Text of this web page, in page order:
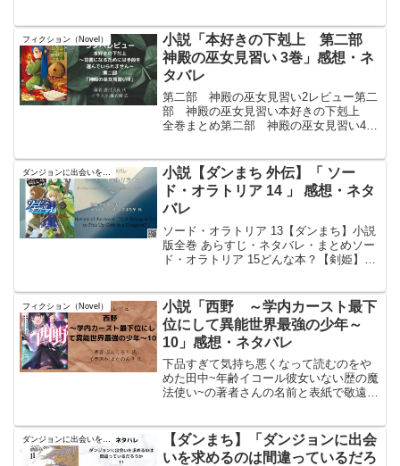
ジーとなった。物語は、魔王軍第七軍団
に所属する不死旅団...
フィクション（Novel）
小説「本好きの下剋上 第二部
神殿の巫女見習い 3巻」感想・ネ
タバレ
第二部 神殿の巫女見習い2レビュー第二
部 神殿の巫女見習い本好きの下剋上
全巻まとめ第二部 神殿の巫女見習い4レ
平民として、日本人としての常識が基本
のマインに貴族の常識...
ダンジョンに出会いを求めるのは間違っているだろうか
小説【ダンまち 外伝】「 ソー
ド・オラトリア 14 」 感想・ネタ
バレ
ソード・オラトリア 13【ダンまち】小説
版全巻 あらすじ・ネタバレ・まとめソー
ド・オラトリア 15どんな本？【剣姫】ア
地下迷宮『ダンジョン』へと繰り出して
いく。灰へと朽...
フィクション（Novel）
小説「西野 ～学内カースト最下
位にして異能世界最強の少年～
10」感想・ネタバレ
下品すぎて気持ち悪くなって読むのをや
めた田中~年齢イコール彼女いない歴の魔
法使い~の著者さんの名前と表紙で敬遠し
ん」が面白かったのでコレも読んでみた
が、、西野は裏の世界で...
【ダンまち】「ダンジョンに出会
いを求めるのは間違っているだろ